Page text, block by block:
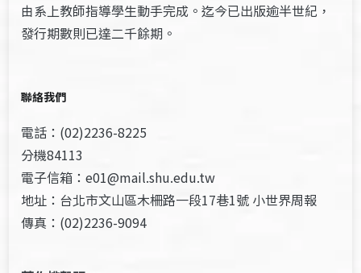
由系上教師指導學生動手完成。迄今已出版逾半世紀，
發行期數則已達二千餘期。
聯絡我們
電話：(02)2236-8225
分機84113
電子信箱：e01@mail.shu.edu.tw
地址：台北市文山區木柵路一段17巷1號 小世界周報
傳真：(02)2236-9094